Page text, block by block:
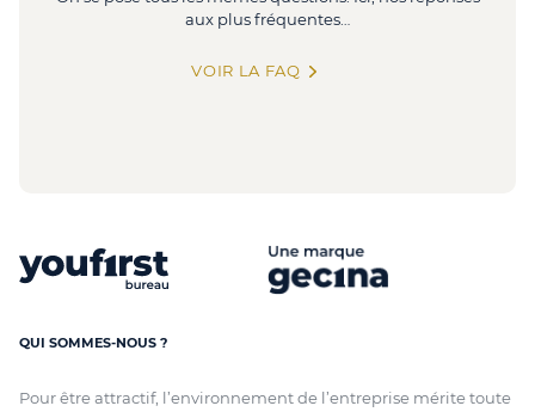
aux plus fréquentes…
VOIR LA FAQ
QUI SOMMES-NOUS ?
Pour être attractif, l’environnement de l’entreprise mérite toute